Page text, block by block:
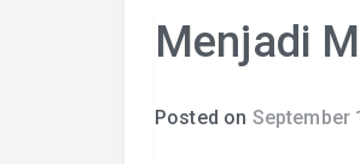
Menjadi
Posted on September